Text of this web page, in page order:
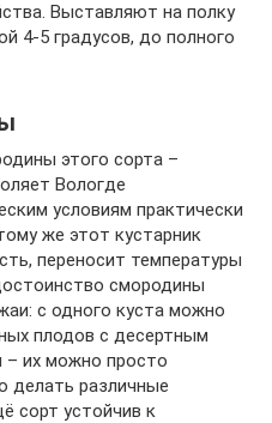
Выставляют на полку
4-5 градусов, до полного
этого сорта –
Вологде
условиям практически
же этот кустарник
переносит температуры
смородины
с одного куста можно
плодов с десертным
– их можно просто
делать различные
сорт устойчив к